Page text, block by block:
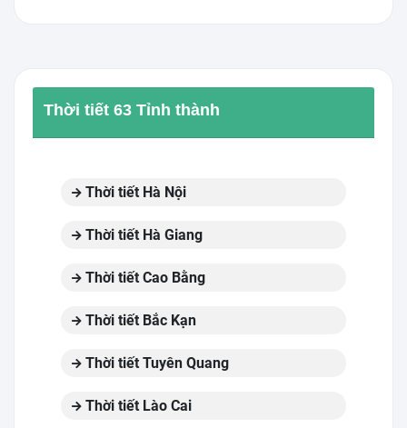
Thời tiết 63 Tỉnh thành
Thời tiết Hà Nội
Thời tiết Hà Giang
Thời tiết Cao Bằng
Thời tiết Bắc Kạn
Thời tiết Tuyên Quang
Thời tiết Lào Cai